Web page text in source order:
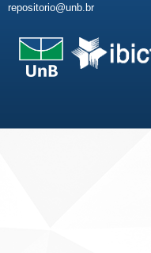
repositorio@unb.br